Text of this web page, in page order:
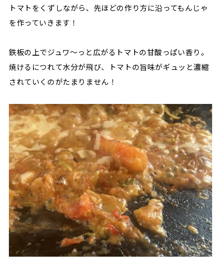
トマトをくずしながら、先ほどの作り方に沿ってもんじゃ
を作っていきます！
鉄板の上でジュワ～っと広がるトマトの甘酸っぱい香り。
焼けるにつれて水分が飛び、トマトの旨味がギュッと濃縮
されていくのがたまりません！